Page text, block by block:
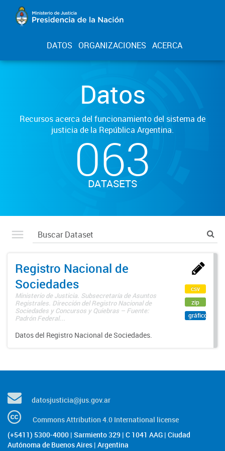
DATOS ORGANIZACIONES ACERCA
Datos
Recursos acerca del funcionamiento del sistema de
justicia de la República Argentina.
063
DATASETS
Registro Nacional de
Sociedades
Ministerio de Justicia. Subsecretaría de Asuntos
Registrales. Dirección del Registro Nacional de
Sociedades y Concursos y Quiebras – Fuente:
Padrón Federal...
Datos del Registro Nacional de Sociedades.
csv
zip
gráfico
datosjusticia@jus.gov.ar
Commons Attribution 4.0 International license
(+5411) 5300-4000 | Sarmiento 329 | C 1041 AAG | Ciudad
Autónoma de Buenos Aires | Argentina